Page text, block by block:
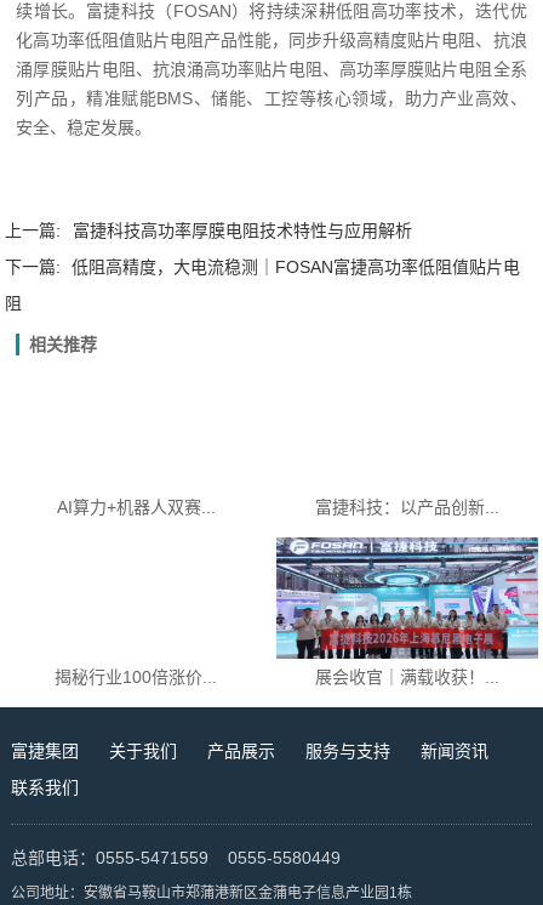
续增长。富捷科技（FOSAN）将持续深耕低阻高功率技术，迭代优
化高功率低阻值贴片电阻产品性能，同步升级高精度贴片电阻、抗浪
涌厚膜贴片电阻、抗浪涌高功率贴片电阻、高功率厚膜贴片电阻全系
列产品，精准赋能BMS、储能、工控等核心领域，助力产业高效、
安全、稳定发展。
上一篇:
富捷科技高功率厚膜电阻技术特性与应用解析
下一篇:
低阻高精度，大电流稳测｜FOSAN富捷高功率低阻值贴片电
阻
相关推荐
AI算力+机器人双赛... 富捷科技：以产品创新...
揭秘行业100倍涨价... 展会收官｜满载收获！...
富捷集团 关于我们 产品展示 服务与支持
新闻资讯
联系我们
总部电话：0555-5471559 0555-5580449
公司地址：安徽省马鞍山市郑蒲港新区金蒲电子信息产业园1栋